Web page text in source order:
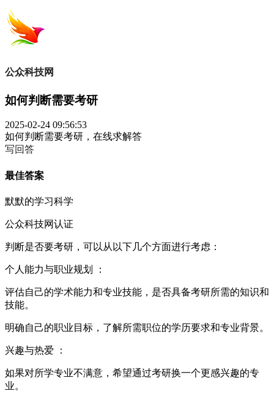
公众科技网
如何判断需要考研
2025-02-24 09:56:53
如何判断需要考研，在线求解答
写回答
最佳答案
默默的学习科学
公众科技网认证
判断是否要考研，可以从以下几个方面进行考虑：
个人能力与职业规划 ：
评估自己的学术能力和专业技能，是否具备考研所需的知识和
技能。
明确自己的职业目标，了解所需职位的学历要求和专业背景。
兴趣与热爱 ：
如果对所学专业不满意，希望通过考研换一个更感兴趣的专
业。